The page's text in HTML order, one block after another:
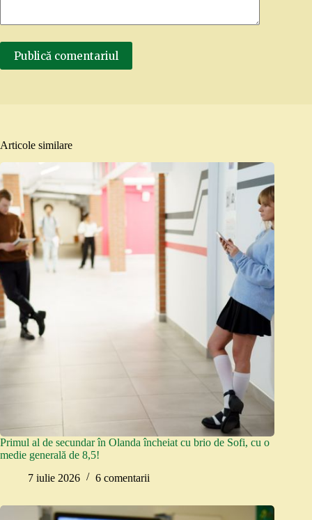
Publică comentariul
Articole similare
Primul al de secundar în Olanda încheiat cu brio de Sofi, cu o
medie generală de 8,5!
7 iulie 2026
6 comentarii